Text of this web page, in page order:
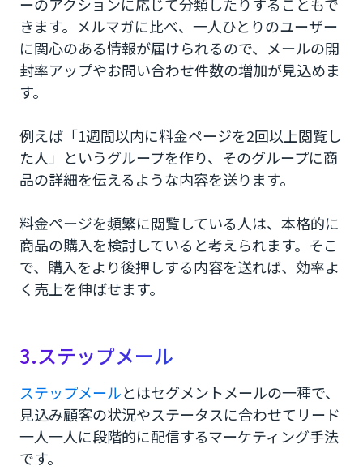
きます。メルマガに比べ、一人ひとりのユーザー
に関心のある情報が届けられるので、メールの開
封率アップやお問い合わせ件数の増加が見込めま
す。
例えば「1週間以内に料金ページを2回以上閲覧し
た人」というグループを作り、そのグループに商
品の詳細を伝えるような内容を送ります。
料金ページを頻繁に閲覧している人は、本格的に
商品の購入を検討していると考えられます。そこ
で、購入をより後押しする内容を送れば、効率よ
く売上を伸ばせます。
3.ステップメール
ステップメールとはセグメントメールの一種で、
見込み顧客の状況やステータスに合わせてリード
一人一人に段階的に配信するマーケティング手法
です。